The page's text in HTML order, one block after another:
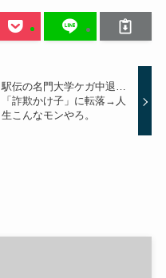
駅伝の名門大学ケガ中退…
「詐欺かけ子」に転落→人
生こんなモンやろ。